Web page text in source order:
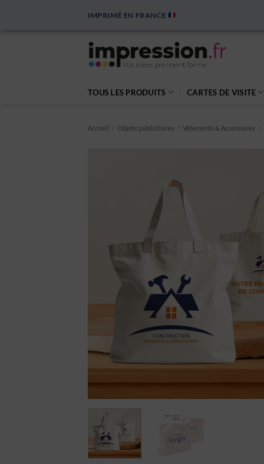
IMPRIMÉ EN FRANCE
TOUS LES PRODUITS CARTES DE VISITE
Accueil Objets publicitaires Vêtements & Accessoires